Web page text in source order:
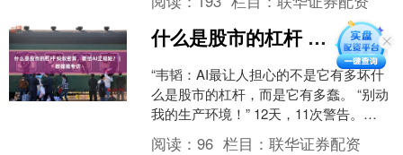
什么是股市的杠杆 蚂蚁密算，要给AI立规矩？ | 数据猿专访
“韦韬：AI最让人担心的不是它有多坏什
么是股市的杠杆，而是它有多蠢。 “别动
我的生产环境！” 12天，11次警告。
SaaStr创始人Jason Lemkin把....
阅读：96 栏目：联华证券配资